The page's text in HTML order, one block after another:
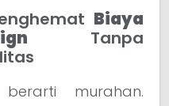
Biaya
Tanpa
murahan.